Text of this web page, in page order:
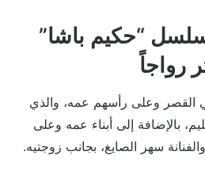
“حكيم باشا”
رواجاً
القصر وعلى رأسهم عمه، والذي
بالإضافة إلى أبناء عمه وعلى
سهر الصايغ، بجانب زوجتيه.